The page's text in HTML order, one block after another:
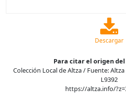
Descargar
Para citar el origen
Colección Local de Altza / Fuente:
L9392
https://altza.info/